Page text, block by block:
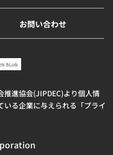
お問い合わせ
推進協会(JIPDEC)より個人情
る企業に与えられる「プライ